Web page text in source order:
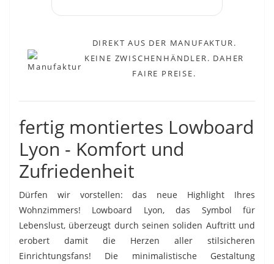
DIREKT AUS DER MANUFAKTUR.
KEINE ZWISCHENHÄNDLER. DAHER
FAIRE PREISE.
fertig montiertes Lowboard
Lyon - Komfort und
Zufriedenheit
Dürfen wir vorstellen: das neue Highlight Ihres
Wohnzimmers! Lowboard Lyon, das Symbol für
Lebenslust, überzeugt durch seinen soliden Auftritt und
erobert damit die Herzen aller stilsicheren
Einrichtungsfans! Die minimalistische Gestaltung